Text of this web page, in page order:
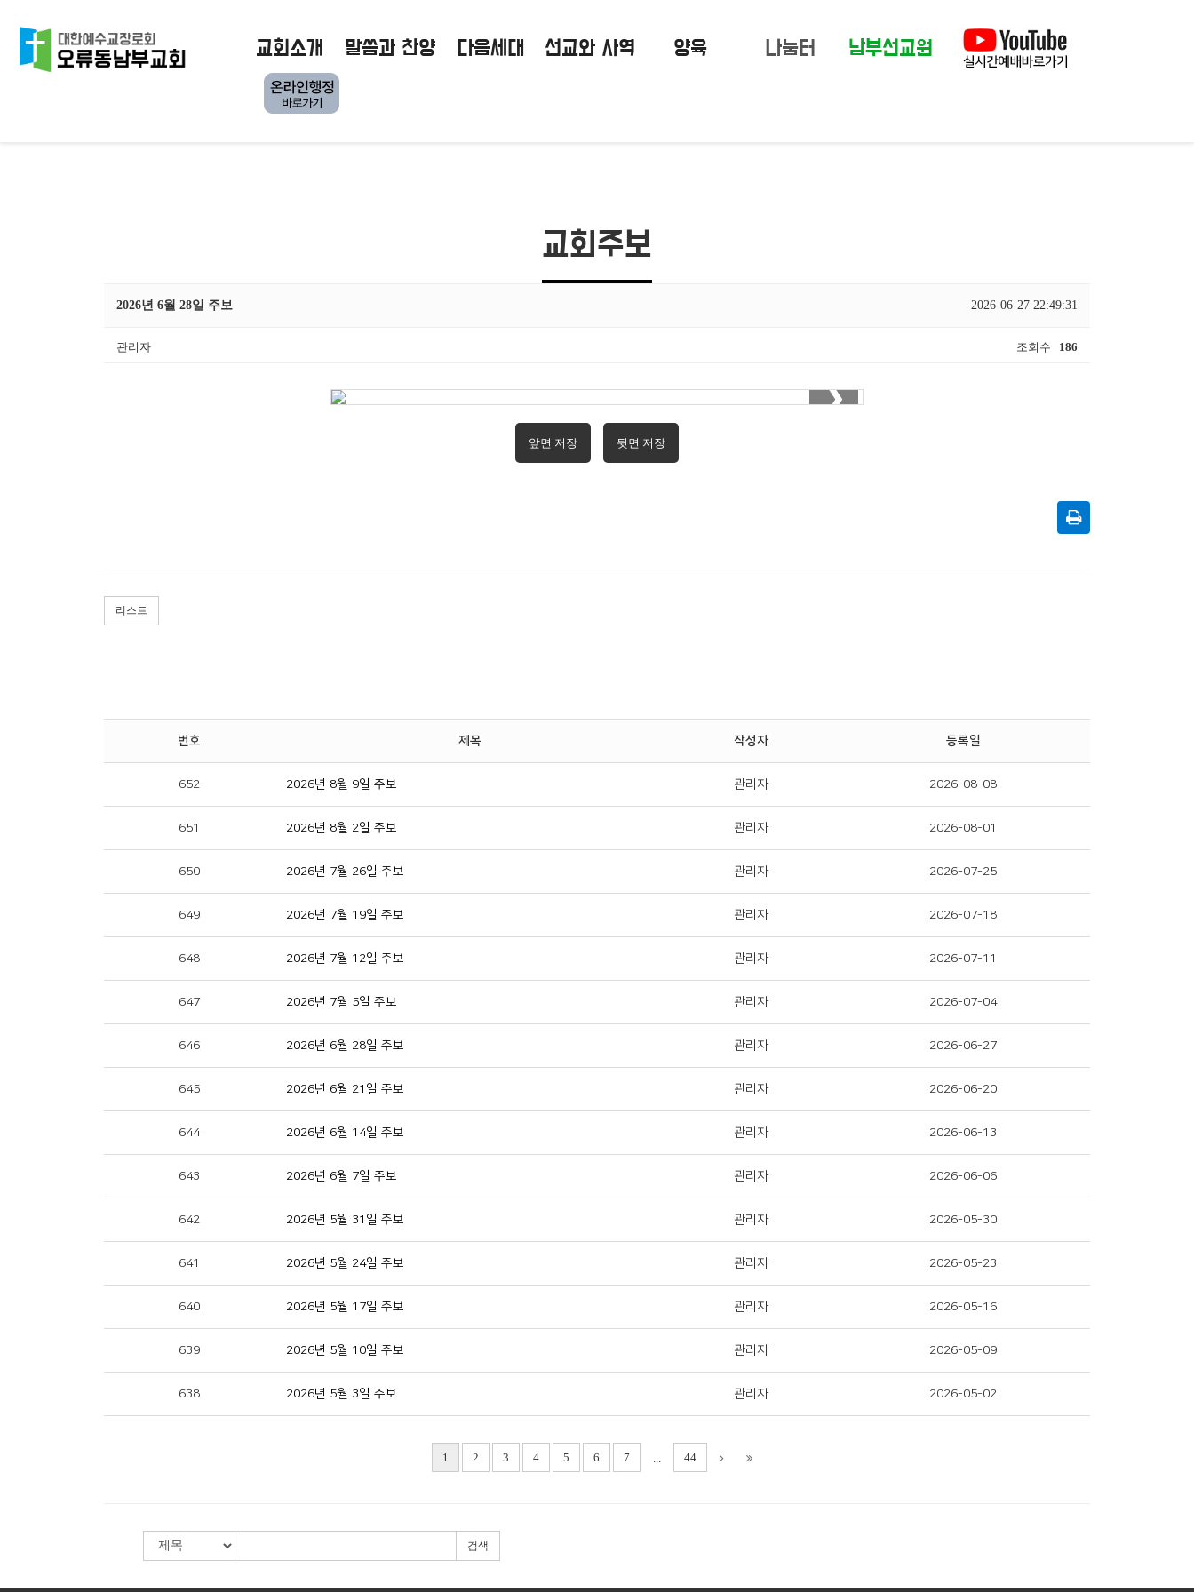
교회소개 말씀과 찬양 다음세대 선교와 사역 양육 나눔터 남부선교원
교회주보
2026년 6월 28일 주보 2026-06-27 22:49:31
관리자 조회수 186
❯
앞면 저장 뒷면 저장
리스트
번호 제목 작성자 등록일
652 2026년 8월 9일 주보 관리자 2026-08-08
651 2026년 8월 2일 주보 관리자 2026-08-01
650 2026년 7월 26일 주보 관리자 2026-07-25
649 2026년 7월 19일 주보 관리자 2026-07-18
648 2026년 7월 12일 주보 관리자 2026-07-11
647 2026년 7월 5일 주보 관리자 2026-07-04
646 2026년 6월 28일 주보 관리자 2026-06-27
645 2026년 6월 21일 주보 관리자 2026-06-20
644 2026년 6월 14일 주보 관리자 2026-06-13
643 2026년 6월 7일 주보 관리자 2026-06-06
642 2026년 5월 31일 주보 관리자 2026-05-30
641 2026년 5월 24일 주보 관리자 2026-05-23
640 2026년 5월 17일 주보 관리자 2026-05-16
639 2026년 5월 10일 주보 관리자 2026-05-09
638 2026년 5월 3일 주보 관리자 2026-05-02
1 2 3 4 5 6 7 44
검색